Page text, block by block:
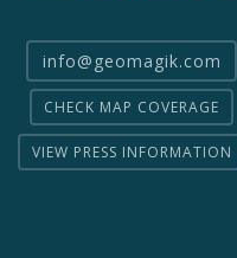
info@geomagik.com
CHECK MAP COVERAGE
VIEW PRESS INFORMATION